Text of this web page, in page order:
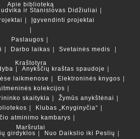
Apie biblioteką
ir Stanislovas Didžiuliai
Įgyvendinti projektai
Paslaugos
Darbo laikas
Svetainės medis
Kraštotyra
Anykščių kraštas spaudoje
laikmenose
Elektroninės knygos
kolekcijos
skaitykla
Žymūs anykštėnai
Klubas „Knyginyčia“
atminimo kambarys
Maršrutai
girdyklos
Nuo Daikslio iki Peslių